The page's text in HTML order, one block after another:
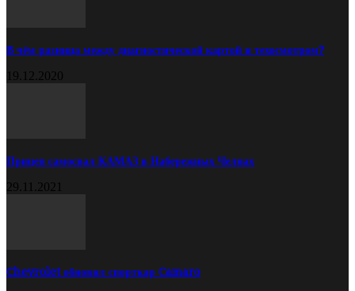
В чём разница между диагностической картой и техосмотром?
19.12.2020
Прицеп самосвал КАМАЗ в Набережных Челнах
29.11.2021
Chevrolet обновил спорткар Camaro